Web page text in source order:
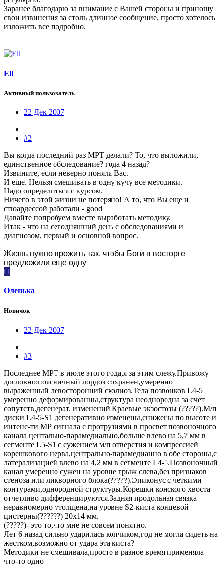
Заранее благодарю за внимание с Вашей стороны и приношу
свои извинения за столь длинное сообщение, просто хотелось
изложить все подробно.
Ell
Активный пользователь
22 Дек 2007
#2
Вы когда последний раз МРТ делали? То, что выложили,
единственное обследование? года 4 назад?
Извините, если неверно поняла Вас.
И еще. Нельзя смешивать в одну кучу все методики.
Надо определиться с курсом.
Ничего в этой жизни не потеряно! А то, что Вы еще и
стюардессой работали - good
Давайте попробуем вместе выработать методику.
Итак - что на сегодняшний день с обследованиями и
диагнозом, первый и основной вопрос.
Жизнь нужно прожить так, чтобы Боги в восторге
предложили еще одну
О
Оленька
Новичок
22 Дек 2007
#3
Последнее МРТ в июле этого года,я за этим слежу.Привожу
дословно:поясничный лордоз сохранен,умеренно
выраженный левосторонний сколиоз.Тела позвонков L4-5
умеренно деформированны,структура неоднородна за счет
сопутств.дегенерат. изменений.Краевые экзостозы (?????).М/п
диски L4-5-S1 дегенеративно изменены,снижены по высоте и
интенс-ти МР сигнала с протрузиями в просвет позвоночного
канала центально-парамедиально,больше влево на 5,7 мм в
сегменте L5-S1 с сужением м/п отверстия и компрессией
корешкового нерва,центрально-парамедианно в обе стороны,с
латерализацией влево на 4,2 мм в сегменте L4-5.Позвоночный
канал умеренно сужен на уровне грыж слева,без признаков
стеноза или ликворного блока(?????).Эпиконус с четкими
контурами,однородной структуры.Корешки конского хвоста
отчетливо дифференцируются.Задняя продольная связка
неравномерно утолщена,на уровне S2-киста концевой
цистерны(??????) 20х14 мм.
(?????)- это то,что мне не совсем понятно.
Лет 6 назад сильно ударилась копчиком,год не могла сидеть на
жестком,возможно от удара эта киста?
Методики не смешивала,просто в разное время применяла
что-то одно